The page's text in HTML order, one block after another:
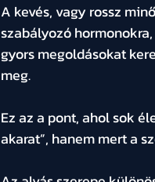
A kevés, vagy rossz
szabályozó
gyors megoldásokat
meg.
Ez az a pont, ahol sok
akarat”, hanem mert a